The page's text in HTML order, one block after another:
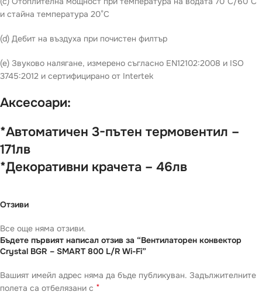
и стайна температура 20°C
(d) Дебит на въздуха при почистен филтър
(e) Звуково налягане, измерено съгласно EN12102:2008 и ISO
3745:2012 и сертифицирано от Intertek
Аксесоари:
*Автоматичен 3-пътен термовентил –
171лв
*Декоративни крачета – 46лв
Отзиви
Все още няма отзиви.
Бъдете първият написал отзив за “Вентилаторен конвектор
Crystal BGR – SMART 800 L/R Wi-Fi”
Вашият имейл адрес няма да бъде публикуван. Задължителните
полета са отбелязани с *